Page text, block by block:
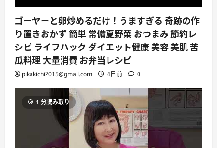
ゴーヤーと卵炒めるだけ！うますぎる 奇跡の作
り置きおかず 簡単 常備夏野菜 おつまみ 節約レ
シピ ライフハック ダイエット健康 美容 美肌 苦
瓜料理 大量消費 お弁当レシピ
pikakichi2015@gmail.com 4日前 0
1 分読み取り